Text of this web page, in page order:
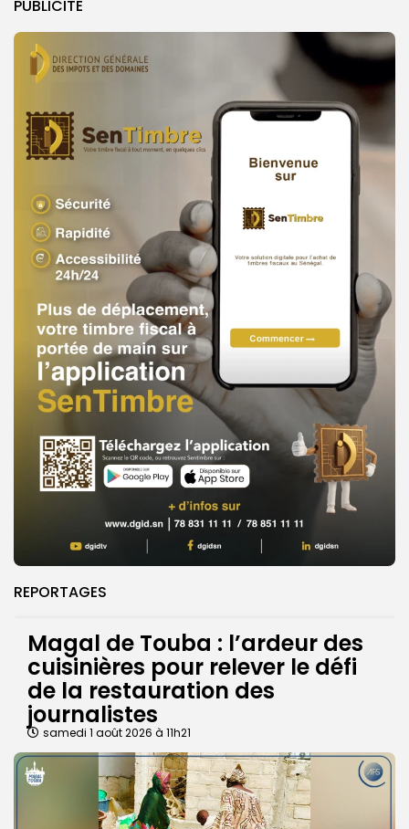
PUBLICITE
REPORTAGES
Magal de Touba : l’ardeur des
cuisinières pour relever le défi
de la restauration des
journalistes
samedi 1 août 2026 à 11h21